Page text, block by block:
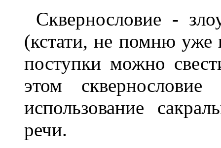
Сквернословие -
(кстати, не помню уже
поступки можно
этом
использование
речи.